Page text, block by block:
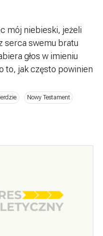
mój niebieski, jeżeli
serca swemu bratu
głos w imieniu
to, jak często powinien
Nowy Testament